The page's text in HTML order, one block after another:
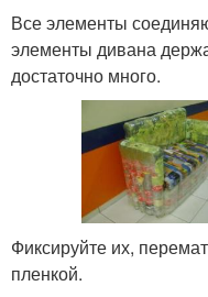
Все элементы
элементы дивана
достаточно много.
Фиксируйте их,
пленкой.